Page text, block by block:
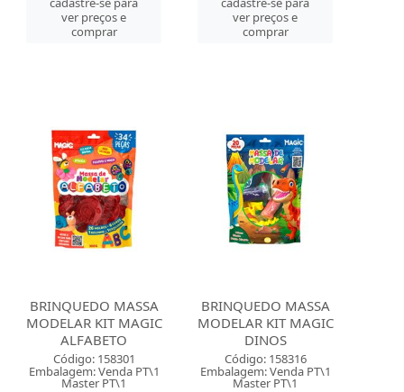
ver preços e
comprar
ver preços e
comprar
BRINQUEDO MASSA
MODELAR KIT MAGIC
ALFABETO
Código: 158301
Embalagem: Venda PT\1
Master PT\1
BRINQUEDO MASSA
MODELAR KIT MAGIC
DINOS
Código: 158316
Embalagem: Venda PT\1
Master PT\1